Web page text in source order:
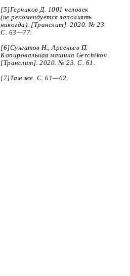
[5]Герчиков Д. 1001 человек
(не рекомендуется заполнять
никогда). [Транслит]. 2020. № 23.
С. 63—77
[6]Сунгатов Н., Арсеньев П.
Копировальная машина Gerchikov.
[Транслит]. 2020. № 23. С. 61.
[7]Там же. С.61—62